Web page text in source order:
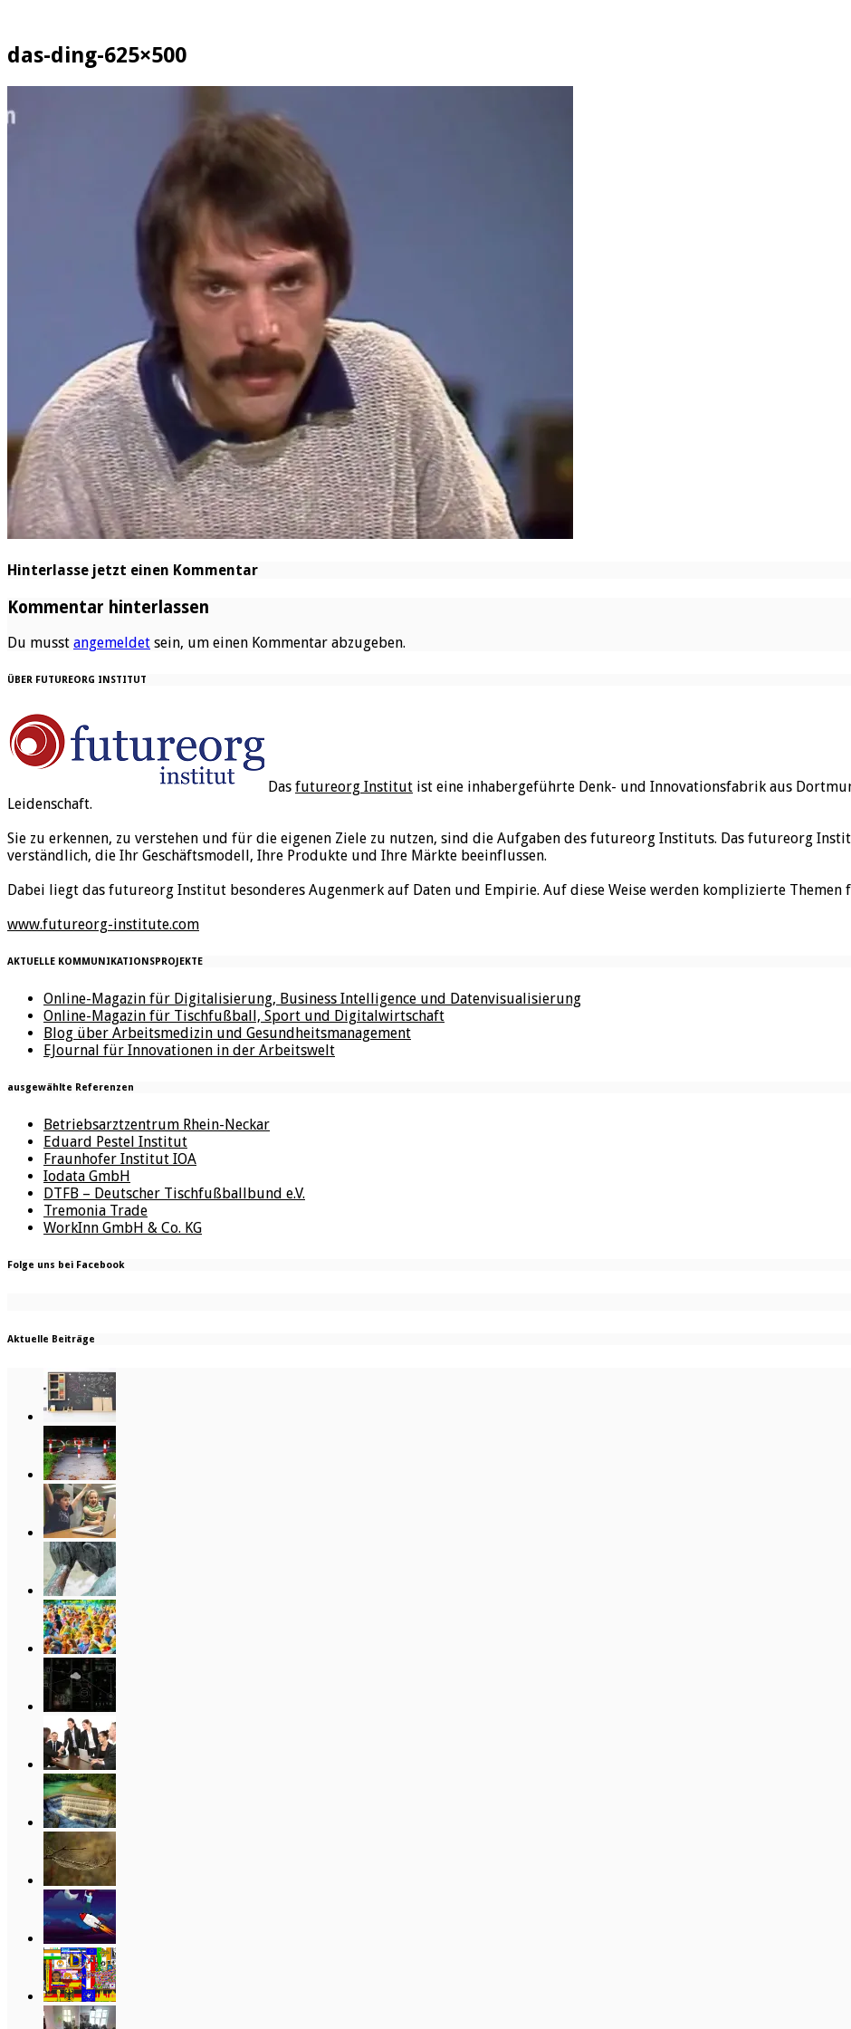
das-ding-625×500
Hinterlasse jetzt einen Kommentar
Kommentar hinterlassen
Du musst angemeldet sein, um einen Kommentar abzugeben.
ÜBER FUTUREORG INSTITUT
Das futureorg Institut ist eine inhabergeführte Denk- und Innovationsfabrik aus
Leidenschaft.
Sie zu erkennen, zu verstehen und für die eigenen Ziele zu nutzen, sind die Aufgaben des futureorg Instituts. Das futureorg
verständlich, die Ihr Geschäftsmodell, Ihre Produkte und Ihre Märkte beeinflussen.
Dabei liegt das futureorg Institut besonderes Augenmerk auf Daten und Empirie. Auf diese Weise werden komplizierte Themen
www.futureorg-institute.com
AKTUELLE KOMMUNIKATIONSPROJEKTE
Online-Magazin für Digitalisierung, Business Intelligence und Datenvisualisierung
Online-Magazin für Tischfußball, Sport und Digitalwirtschaft
Blog über Arbeitsmedizin und Gesundheitsmanagement
EJournal für Innovationen in der Arbeitswelt
ausgewählte Referenzen
Betriebsarztzentrum Rhein-Neckar
Eduard Pestel Institut
Fraunhofer Institut IOA
Iodata GmbH
DTFB – Deutscher Tischfußballbund e.V.
Tremonia Trade
WorkInn GmbH & Co. KG
Folge uns bei Facebook
Aktuelle Beiträge